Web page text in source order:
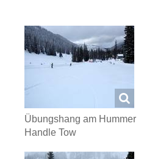
Übungshang am Hummer
Handle Tow